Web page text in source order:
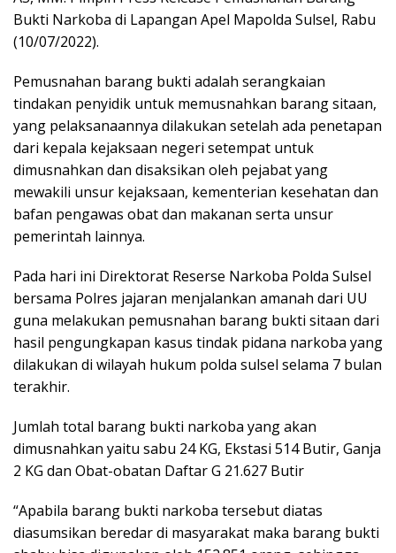
Bukti Narkoba di Lapangan Apel Mapolda Sulsel, Rabu
(10/07/2022).
Pemusnahan barang bukti adalah serangkaian
tindakan penyidik untuk memusnahkan barang sitaan,
yang pelaksanaannya dilakukan setelah ada penetapan
dari kepala kejaksaan negeri setempat untuk
dimusnahkan dan disaksikan oleh pejabat yang
mewakili unsur kejaksaan, kementerian kesehatan dan
bafan pengawas obat dan makanan serta unsur
pemerintah lainnya.
Pada hari ini Direktorat Reserse Narkoba Polda Sulsel
bersama Polres jajaran menjalankan amanah dari UU
guna melakukan pemusnahan barang bukti sitaan dari
hasil pengungkapan kasus tindak pidana narkoba yang
dilakukan di wilayah hukum polda sulsel selama 7 bulan
terakhir.
Jumlah total barang bukti narkoba yang akan
dimusnahkan yaitu sabu 24 KG, Ekstasi 514 Butir, Ganja
2 KG dan Obat-obatan Daftar G 21.627 Butir
“Apabila barang bukti narkoba tersebut diatas
diasumsikan beredar di masyarakat maka barang bukti